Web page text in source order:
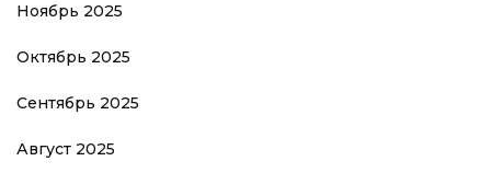
Ноябрь 2025
Октябрь 2025
Сентябрь 2025
Август 2025